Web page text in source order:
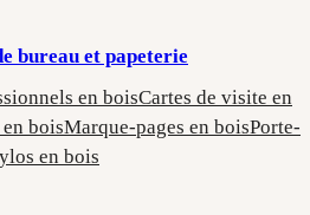
bureau et papeterie
en boisCartes de visite en
boisMarque-pages en boisPorte-
en bois